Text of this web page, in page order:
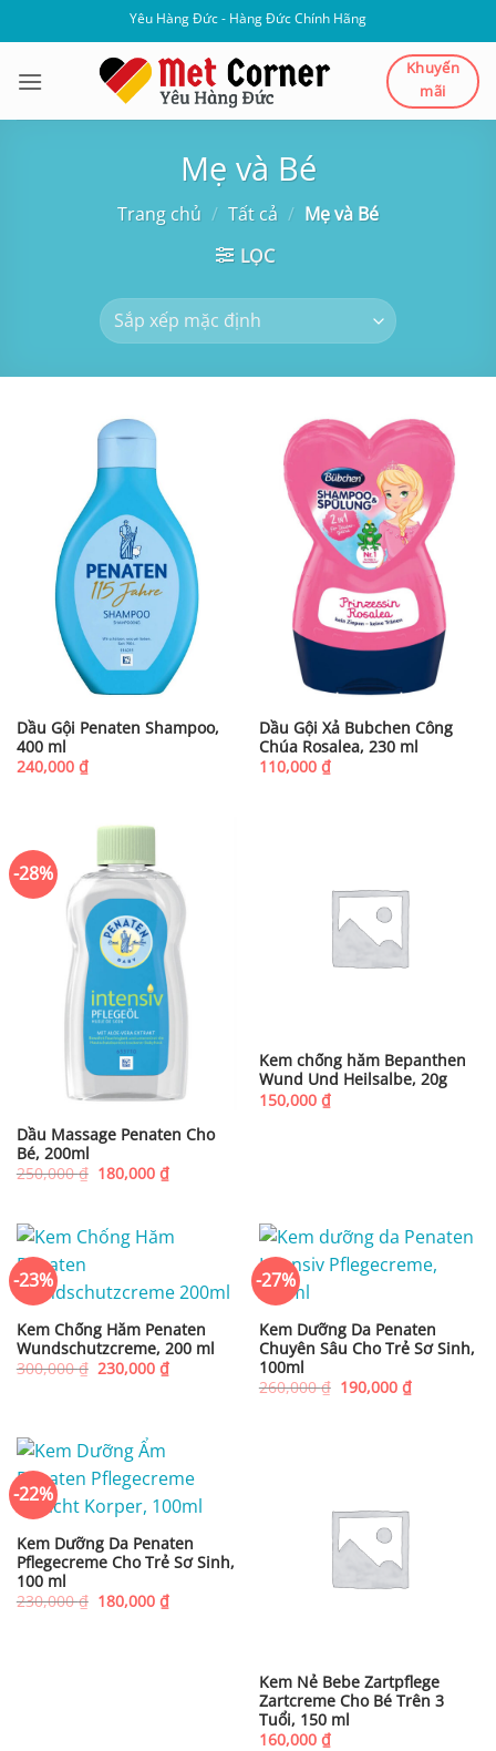
qua
dung
Yêu Hàng Đức - Hàng Đức Chính Hãng
Khuyến
mãi
Mẹ và Bé
Trang chủ / Tất cả / Mẹ và Bé
LỌC
Dầu Gội Penaten Shampoo,
400 ml
240,000 ₫
Dầu Gội Xả Bubchen Công
Chúa Rosalea, 230 ml
110,000 ₫
-28%
Dầu Massage Penaten Cho
Bé, 200ml
250,000₫ Giá
gốc
180,000 ₫Giá
hiện
180,000 ₫.
Kem chống hăm Bepanthen
Wund Und Heilsalbe, 20g
150,000 ₫
-23%
Kem Chống Hăm Penaten
Wundschutzcreme, 200 ml
300,000₫ Giá
230,000 ₫Giá
hiện
-27%
Kem Dưỡng Da Penaten
Chuyên Sâu Cho Trẻ Sơ Sinh,
100ml
260,000₫ Giá
190,000 ₫Giá
hiện
-22%
Kem Dưỡng Da Penaten
Pflegecreme Cho Trẻ Sơ Sinh,
100 ml
230,000₫ Giá
180,000 ₫Giá
hiện
Kem Nẻ Bebe Zartpflege
Zartcreme Cho Bé Trên 3
Tuổi, 150 ml
160,000 ₫